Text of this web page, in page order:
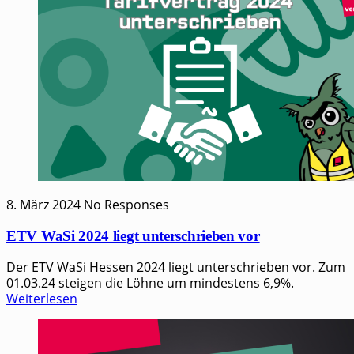
8. März 2024 No Responses
ETV WaSi 2024 liegt unterschrieben vor
Der ETV WaSi Hessen 2024 liegt unterschrieben vor. Zum
01.03.24 steigen die Löhne um mindestens 6,9%.
Weiterlesen